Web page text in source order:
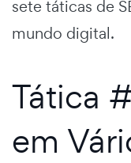
sete táticas de
mundo digital.
Tática
em